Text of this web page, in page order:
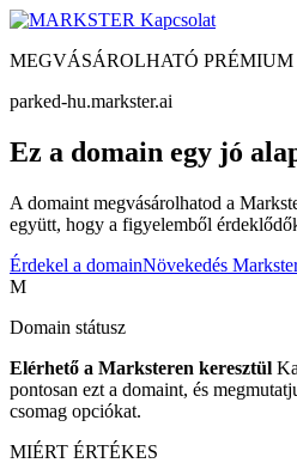
Kapcsolat
MEGVÁSÁROLHATÓ
parked-hu.markster.ai
Ez a domain egy jó
A domaint megvásárolhatod a
együtt, hogy a figyelemből
Érdekel a domainNövekedés
M
Domain státusz
Elérhető a Marksteren keresztül
pontosan ezt a domaint, és
csomag opciókat.
MIÉRT ÉRTÉKES